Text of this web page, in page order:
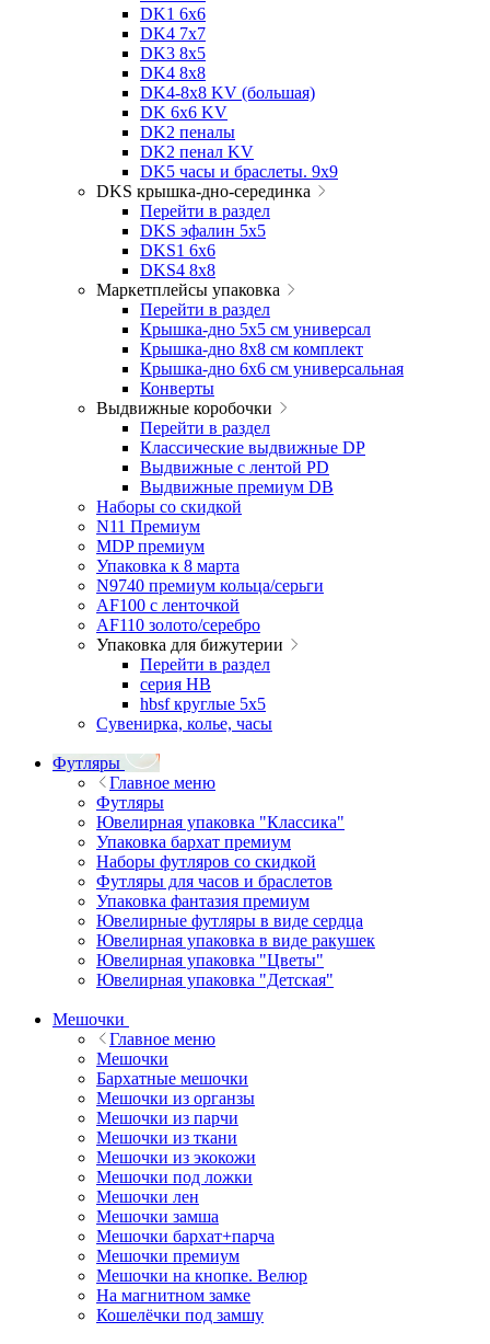
DK1 6x6
DK4 7х7
DK3 8x5
DK4 8x8
DK4-8x8 KV (большая)
DK 6х6 KV
DK2 пеналы
DK2 пенал KV
DK5 часы и браслеты. 9x9
DKS крышка-дно-серединка
Перейти в раздел
DKS эфалин 5x5
DKS1 6x6
DKS4 8x8
Маркетплейсы упаковка
Перейти в раздел
Крышка-дно 5x5 см универсал
Крышка-дно 8x8 см комплект
Крышка-дно 6x6 см универсальная
Конверты
Выдвижные коробочки
Перейти в раздел
Классические выдвижные DP
Выдвижные с лентой PD
Выдвижные премиум DB
Наборы со скидкой
N11 Премиум
MDP премиум
Упаковка к 8 марта
N9740 премиум кольца/серьги
AF100 с ленточкой
AF110 золото/серебро
Упаковка для бижутерии
Перейти в раздел
серия HB
hbsf круглые 5x5
Сувенирка, колье, часы
Футляры
Главное меню
Футляры
Ювелирная упаковка "Классика"
Упаковка бархат премиум
Наборы футляров со скидкой
Футляры для часов и браслетов
Упаковка фантазия премиум
Ювелирные футляры в виде сердца
Ювелирная упаковка в виде ракушек
Ювелирная упаковка "Цветы"
Ювелирная упаковка "Детская"
Мешочки
Главное меню
Мешочки
Бархатные мешочки
Мешочки из органзы
Мешочки из парчи
Мешочки из ткани
Мешочки из экокожи
Мешочки под ложки
Мешочки лен
Мешочки замша
Мешочки бархат+парча
Мешочки премиум
Мешочки на кнопке. Велюр
На магнитном замке
Кошелёчки под замшу